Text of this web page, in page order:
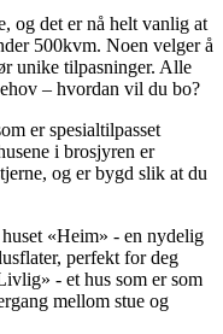
og det er nå helt vanlig at
500kvm. Noen velger å
unike tilpasninger. Alle
– hvordan vil du bo?
er spesialtilpasset
i brosjyren er
og er bygd slik at du
«Heim» - en nydelig
perfekt for deg
- et hus som er som
mellom stue og